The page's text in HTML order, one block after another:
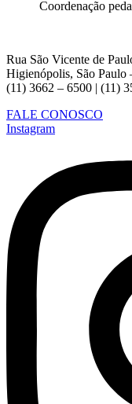
Coordenação
Rua São Vicente de
Higienópolis, São Paulo
(11) 3662 – 6500 | (11)
FALE CONOSCO
Instagram